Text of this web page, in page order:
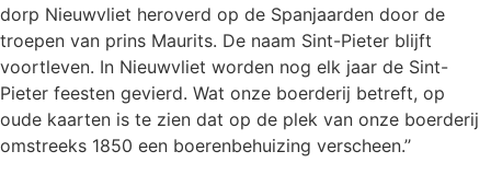
dorp Nieuwvliet heroverd op de Spanjaarden door de
troepen van prins Maurits. De naam Sint-Pieter blijft
voortleven. In Nieuwvliet worden nog elk jaar de Sint-
Pieter feesten gevierd. Wat onze boerderij betreft, op
oude kaarten is te zien dat op de plek van onze boerderij
omstreeks 1850 een boerenbehuizing verscheen.’’